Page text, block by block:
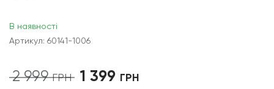
В наявності
Артикул: 60141-1006
2 999ГРН
Оригінальна
1 399 ГРН